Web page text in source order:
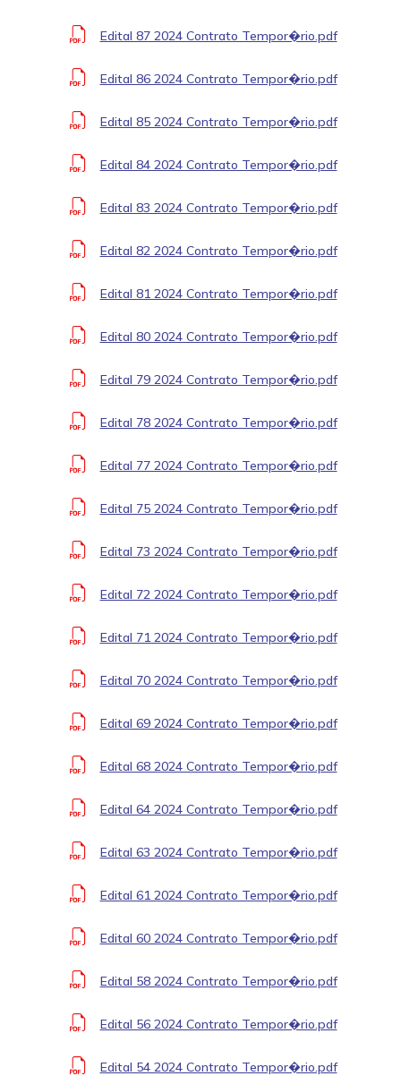
Edital 87 2024 Contrato Tempor�rio.pdf
Edital 86 2024 Contrato Tempor�rio.pdf
Edital 85 2024 Contrato Tempor�rio.pdf
Edital 84 2024 Contrato Tempor�rio.pdf
Edital 83 2024 Contrato Tempor�rio.pdf
Edital 82 2024 Contrato Tempor�rio.pdf
Edital 81 2024 Contrato Tempor�rio.pdf
Edital 80 2024 Contrato Tempor�rio.pdf
Edital 79 2024 Contrato Tempor�rio.pdf
Edital 78 2024 Contrato Tempor�rio.pdf
Edital 77 2024 Contrato Tempor�rio.pdf
Edital 75 2024 Contrato Tempor�rio.pdf
Edital 73 2024 Contrato Tempor�rio.pdf
Edital 72 2024 Contrato Tempor�rio.pdf
Edital 71 2024 Contrato Tempor�rio.pdf
Edital 70 2024 Contrato Tempor�rio.pdf
Edital 69 2024 Contrato Tempor�rio.pdf
Edital 68 2024 Contrato Tempor�rio.pdf
Edital 64 2024 Contrato Tempor�rio.pdf
Edital 63 2024 Contrato Tempor�rio.pdf
Edital 61 2024 Contrato Tempor�rio.pdf
Edital 60 2024 Contrato Tempor�rio.pdf
Edital 58 2024 Contrato Tempor�rio.pdf
Edital 56 2024 Contrato Tempor�rio.pdf
Edital 54 2024 Contrato Tempor�rio.pdf